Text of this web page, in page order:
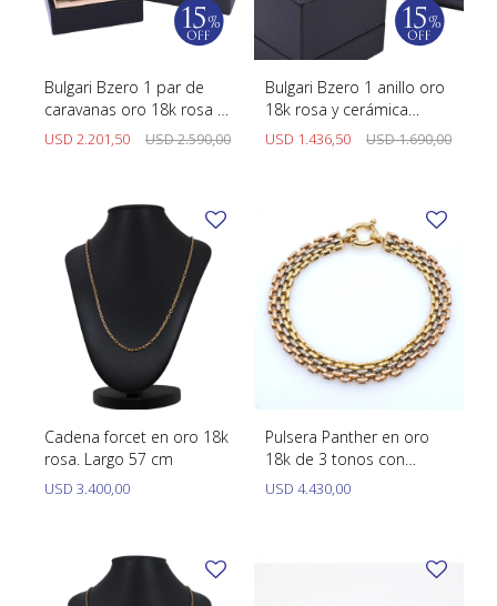
Bulgari Bzero 1 par de
caravanas oro 18k rosa y
cerámica blanca con
estuche original.
USD 2.201,50 USD2.590,00
Bulgari Bzero 1 anillo oro
18k rosa y cerámica
blanca con estuche
USD 1.436,50 USD1.690,00
Cadena forcet en oro 18k
rosa. Largo 57 cm
USD 3.400,00
Pulsera Panther en oro
18k de 3 tonos con
argolla marinera
USD 4.430,00
Llaveros
Caravanas perlas
Pendientes y medallas
Pulseras
SWATCH
CARTIER
CHOPARD
MOVADO
OTRAS MARCAS RELOJES
TAG HEUER